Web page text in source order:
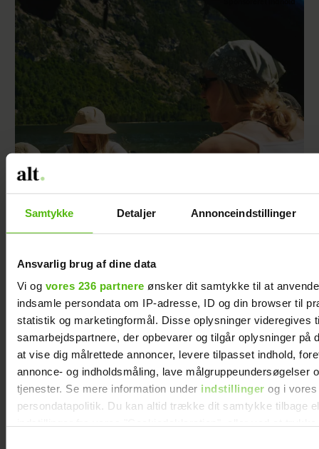
Samtykke Detaljer Annonceindstillinger
Ansvarlig brug af dine data
Vi og vores 236 partnere ønsker dit samtykke til at
indsamle persondata om IP-adresse, ID og din browser til
statistik og marketingformål. Disse oplysninger videregives
samarbejdspartnere, der opbevarer og tilgår oplysninger på
at vise dig målrettede annoncer, levere tilpasset indhold,
annonce- og indholdsmåling, lave målgruppeundersøgelser
tjenester. Se mere information under indstillinger og i vores
persondatapolitik. Du kan altid trække dit samtykke tilbage
Uld til varmere dage